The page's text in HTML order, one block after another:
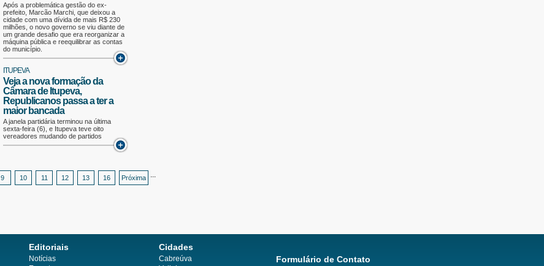
Após a problemática gestão do ex-
prefeito, Marcão Marchi, que deixou a
cidade com uma dívida de mais R$ 230
milhões, o novo governo se viu diante de
um grande desafio que era reorganizar a
máquina pública e reequilibrar as contas
do município.
ITUPEVA
Veja a nova formação da
Câmara de Itupeva,
Republicanos passa a ter a
maior bancada
A janela partidária terminou na última
sexta-feira (6), e Itupeva teve oito
vereadores mudando de partidos
9 10 11 12 13 ...
16 Próxima
Editoriais
Notícias
Cidades
Cabreúva
Formulário de Contato